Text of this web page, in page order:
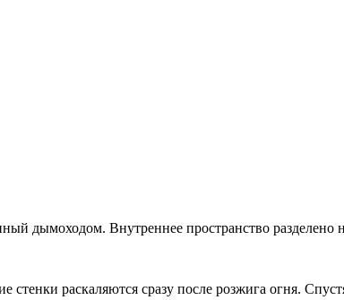
дымоходом. Внутреннее пространство разделено
раскаляются сразу после розжига огня.